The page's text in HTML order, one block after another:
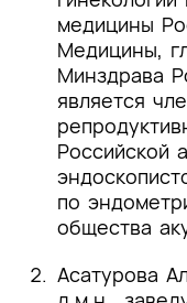
[4]Carvalho
endometrial
patients: a
changes
Obstet
[5]Fatemi
unsuspected
diagnosed by
vitro
медицины
Медицины,
Минздрава
является
Российской
по
общества
Асатурова